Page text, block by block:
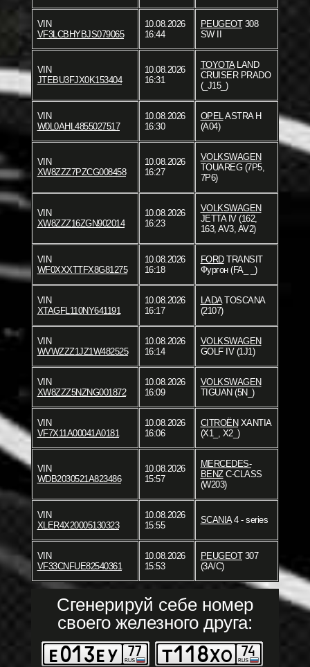
VIN
VF3LCBHYBJS079065
10.08.2026
16:44
PEUGEOT308
SW II
VIN
JTEBU3FJX0K153404
10.08.2026
16:31
TOYOTALAND
CRUISER PRADO
(_J15_)
VIN
W0L0AHL4855027517
10.08.2026
16:30
OPEL ASTRA H
(A04)
VIN
XW8ZZZ7PZCG008458
10.08.2026
16:27
VOLKSWAGEN
TOUAREG (7P5,
7P6)
VIN
XW8ZZZ16ZGN902014
10.08.2026
16:23
VOLKSWAGEN
JETTA IV (162,
163, AV3, AV2)
VIN
WF0XXXTTFX8G81275
10.08.2026
16:18
FORDTRANSIT
Фургон (FA_ _)
VIN
XTAGFL110NY641191
10.08.2026
16:17
LADATOSCANA
(2107)
VIN
WVWZZZ1JZ1W482525
10.08.2026
16:14
VOLKSWAGEN
GOLF IV (1J1)
VIN
XW8ZZZ5NZNG001872
10.08.2026
16:09
VOLKSWAGEN
TIGUAN (5N_)
VIN
VF7X11A00041A0181
10.08.2026
16:06
CITROËNXANTIA
(X1_, X2_)
VIN
WDB2030521A823486
10.08.2026
15:57
MERCEDES-
BENZC-CLASS
(W203)
VIN
XLER4X20005130323
10.08.2026
15:55
SCANIA4 - series
VIN
VF33CNFUE82540361
10.08.2026
15:53
PEUGEOT307
(3A/C)
Сгенерируй себе номер
своего железного друга: